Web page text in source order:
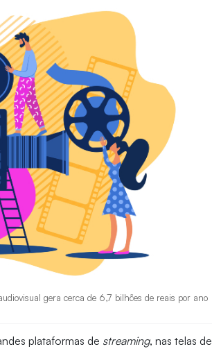
gera cerca de 6,7 bilhões de reais por ano
plataformas de streaming, nas telas de